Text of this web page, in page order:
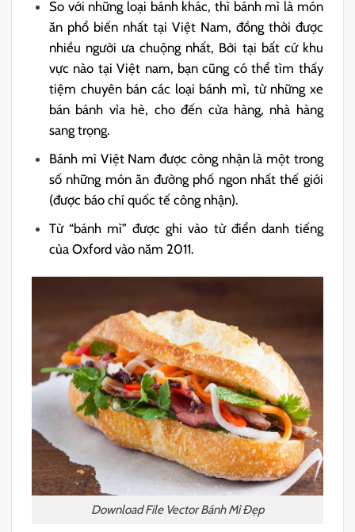
So với những loại bánh khác, thì bánh mì là món
ăn phổ biến nhất tại Việt Nam, đồng thời được
nhiều người ưa chuộng nhất, Bởi tại bất cứ khu
vực nào tại Việt nam, bạn cũng có thể tìm thấy
tiệm chuyên bán các loại bánh mì, từ những xe
bán bánh vỉa hè, cho đến cửa hàng, nhà hàng
sang trọng.
Bánh mì Việt Nam được công nhận là một trong
số những món ăn đường phố ngon nhất thế giới
(được báo chí quốc tế công nhận).
Từ “bánh mì” được ghi vào từ điển danh tiếng
của Oxford vào năm 2011.
Download File Vector Bánh Mì Đẹp